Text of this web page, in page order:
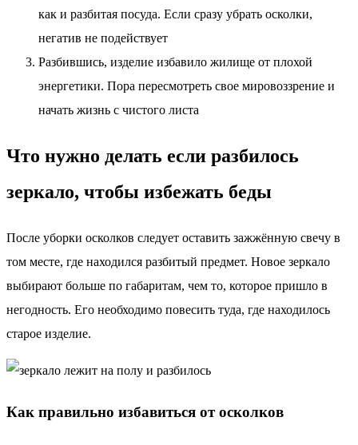
как и разбитая посуда. Если сразу убрать осколки,
негатив не подействует
Разбившись, изделие избавило жилище от плохой
энергетики. Пора пересмотреть свое мировоззрение и
начать жизнь с чистого листа
Что нужно делать если разбилось
зеркало, чтобы избежать беды
После уборки осколков следует оставить зажжённую свечу в
том месте, где находился разбитый предмет. Новое зеркало
выбирают больше по габаритам, чем то, которое пришло в
негодность. Его необходимо повесить туда, где находилось
старое изделие.
Как правильно избавиться от осколков